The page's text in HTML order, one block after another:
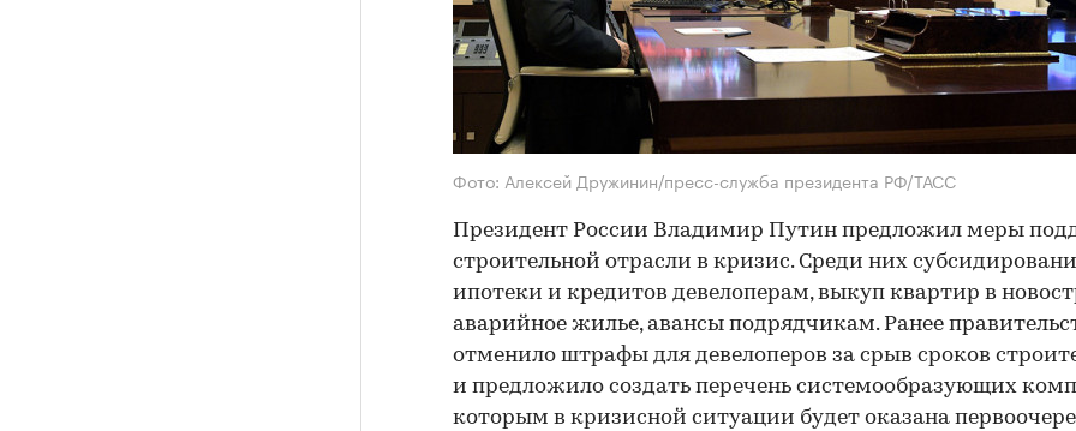
Фото: Алексей Дружинин/пресс-служба президента РФ/ТАСС
Президент России Владимир Путин предложил меры
строительной отрасли в кризис. Среди них
ипотеки и кредитов девелоперам, выкуп квартир в
аварийное жилье, авансы подрядчикам. Ранее
отменило штрафы для девелоперов за срыв сроков
и предложило создать перечень системообразующих
которым в кризисной ситуации будет оказана